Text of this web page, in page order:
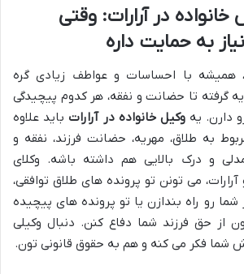
در آرارات: وقتی
به حمایت داره
همیشه با احساسات و عواطف زیادی گره
گرفته تا حضانت و نفقه، هر کدوم پیچیدگی
دارن. یهوکیل خانواده در آرارات باید علاوه
به طلاق، مهریه، حضانت فرزند، نفقه و
و درک بالایی هم داشته باشه. وکلای
می تونن تو پرونده های طلاق توافقی،
شما رو راه بندازن یا تو پرونده های پیچیده
از حق فرزند شما دفاع کنن. دنبال وکیلی
شما فکر می کنه و هم به حقوق قانونی تون.